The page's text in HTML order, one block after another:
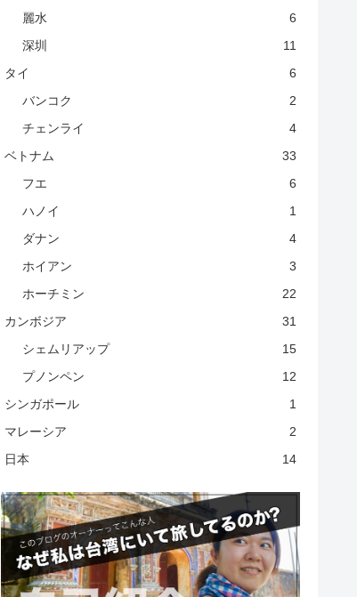
麗水
6
深圳
11
タイ
6
バンコク
2
チェンライ
4
ベトナム
33
フエ
6
ハノイ
1
ダナン
4
ホイアン
3
ホーチミン
22
カンボジア
31
シェムリアップ
15
プノンペン
12
シンガポール
1
マレーシア
2
日本
14